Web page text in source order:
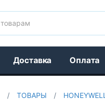
Доставка Оплата
/ ТОВАРЫ / HONEYWELL